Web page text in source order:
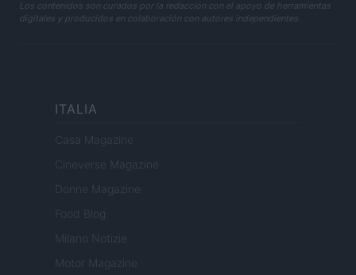
Los contenidos son curados por la redacción con el apoyo de herramientas
digitales y producidos en colaboración con autores independientes.
ITALIA
Casa Magazine
Cineverse Magazine
Donne Magazine
Food Blog
Milano Notizie
Motor Magazine